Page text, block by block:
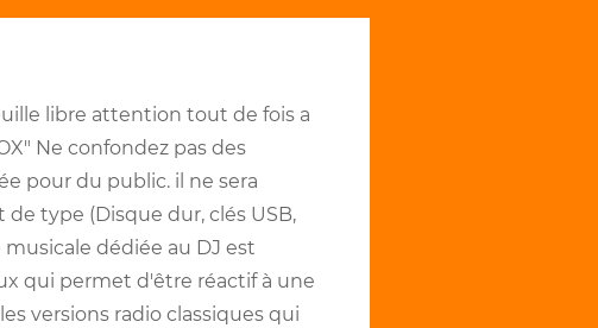
libre attention tout de fois a
Ne confondez pas des
pour du public. il ne sera
type (Disque dur, clés USB,
dédiée au DJ est
qui permet d'être réactif à une
versions radio classiques qui